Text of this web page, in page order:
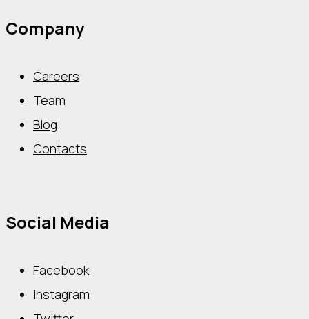
Company
Careers
Team
Blog
Contacts
Social Media
Facebook
Instagram